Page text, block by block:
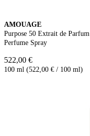
AMOUAGE
Purpose 50 Extrait de Parfum
Perfume Spray
522,00 €
100 ml (522,00 € / 100 ml)